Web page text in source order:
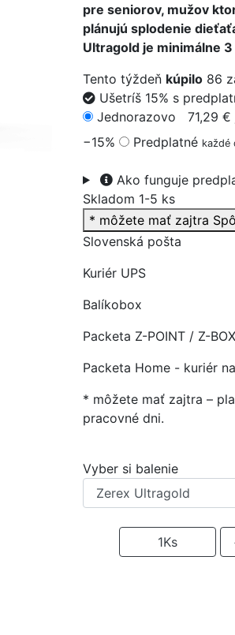
pre seniorov, mužov
plánujú splodenie
Ultragold je minimálne
Tento týždeň kúpilo 86
Ušetríš 15% s
Jednorazovo
71,29 €
−15% Predplatné každé
Ako funguje
Skladom 1-5 ks
* môžete mať zajtra
Slovenská pošta
Kuriér UPS
Balíkobox
Packeta Z-POINT / Z-BOX
Packeta Home - kuriér
* môžete mať zajtra –
pracovné dni.
Vyber si balenie
1Ks